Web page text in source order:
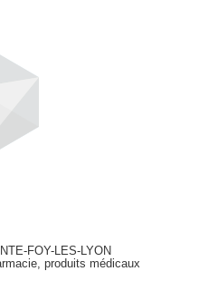
FOY-LES-LYON
produits médicaux